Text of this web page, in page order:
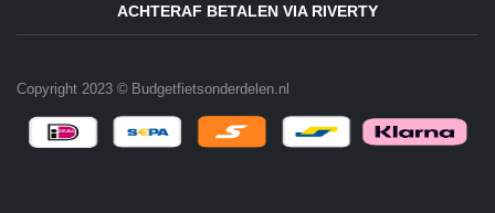
ACHTERAF BETALEN VIA RIVERTY
Copyright 2023 © Budgetfietsonderdelen.nl